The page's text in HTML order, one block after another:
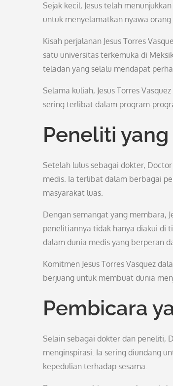
Sejak kecil, Jesus telah
untuk menyelamatkan nyawa
Kisah perjalanan Jesus Torres
satu universitas terkemuka di
teladan yang selalu mendapat
Selama kuliah, Jesus Torres
sering terlibat dalam program-
Peneliti
Setelah lulus sebagai dokter,
medis. Ia terlibat dalam berbagai
masyarakat luas.
Dengan semangat yang membara,
penelitiannya tidak hanya diakui di
dalam dunia medis yang berperan
Komitmen Jesus Torres Vasquez
berjuang untuk membuat dunia
Pembicara
Selain sebagai dokter dan peneliti,
menginspirasi. Ia sering diundang
kepedulian terhadap sesama.